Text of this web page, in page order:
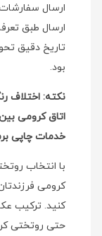
ارسال
ارسال طبق
تاریخ دقیق
بود.
نکته:
خدمات چاپی
با انتخاب
کرومی
کنید. ترکیب
حتی روتختی